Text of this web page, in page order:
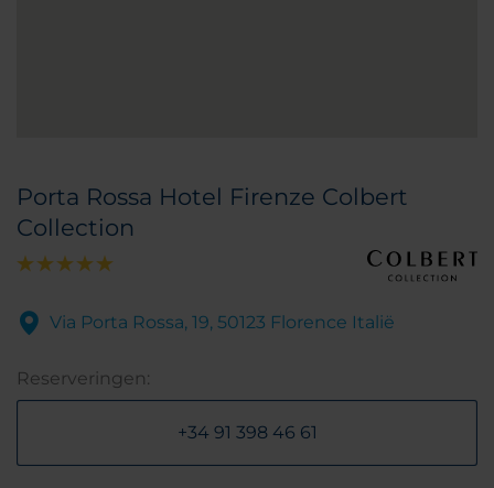
Porta Rossa Hotel Firenze Colbert
Collection
Via Porta Rossa, 19, 50123 Florence Italië
Reserveringen:
+34 91 398 46 61